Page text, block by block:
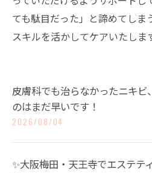
ても駄目だった」と諦めてしま
スキルを活かしてケアいたしま
皮膚科でも治らなかったニキビ
のはまだ早いです！
2026/08/04
✨大阪梅田・天王寺でエステテ